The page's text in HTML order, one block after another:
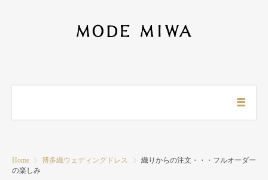
Home 博多織ウェディングドレス
織りからの注文・・・フルオーダー
の楽しみ